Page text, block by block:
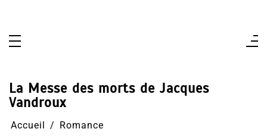
La Messe des morts de Jacques
Vandroux
Accueil Romance